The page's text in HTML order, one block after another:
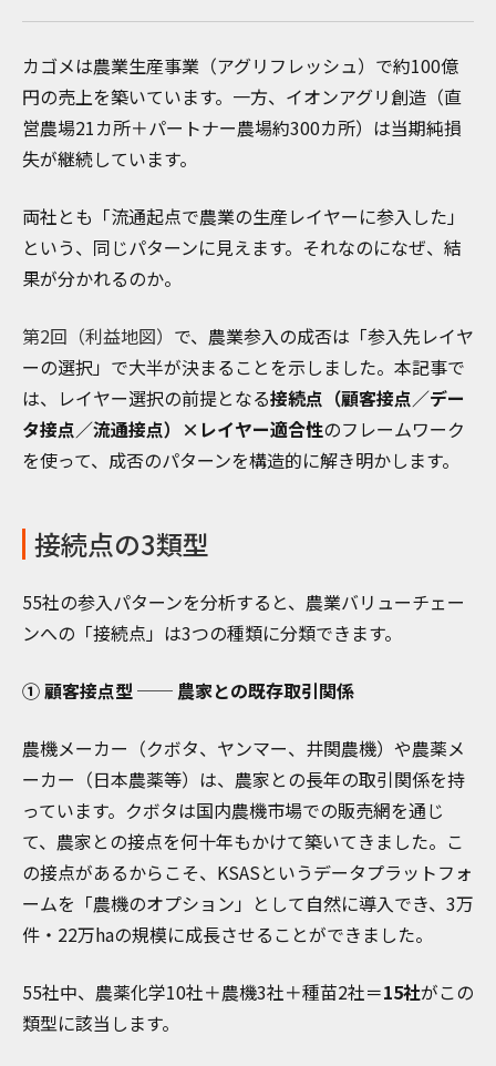
カゴメは農業生産事業（アグリフレッシュ）で約100億
円の売上を築いています。一方、イオンアグリ創造（直
営農場21カ所＋パートナー農場約300カ所）は当期純損
失が継続しています。
両社とも「流通起点で農業の生産レイヤーに参入した」
という、同じパターンに見えます。それなのになぜ、結
果が分かれるのか。
第2回（利益地図） で、農業参入の成否は「参入先レイヤ
ーの選択」で大半が決まることを示しました。本記事で
は、レイヤー選択の前提となる接続点（顧客接点／デー
タ接点／流通接点）×レイヤー適合性のフレームワーク
を使って、成否のパターンを構造的に解き明かします。
接続点の3類型
55社の参入パターンを分析すると、農業バリューチェー
ンへの「接続点」は3つの種類に分類できます。
① 顧客接点型 ── 農家との既存取引関係
農機メーカー（クボタ、ヤンマー、井関農機）や農薬メ
ーカー（日本農薬等）は、農家との長年の取引関係を持
っています。クボタは国内農機市場での販売網を通じ
て、農家との接点を何十年もかけて築いてきました。こ
の接点があるからこそ、KSASというデータプラットフォ
ームを「農機のオプション」として自然に導入でき、3万
件・22万haの規模に成長させることができました。
55社中、農薬化学10社＋農機3社＋種苗2社＝15社がこの
類型に該当します。